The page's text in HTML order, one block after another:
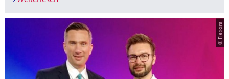
© Flexora